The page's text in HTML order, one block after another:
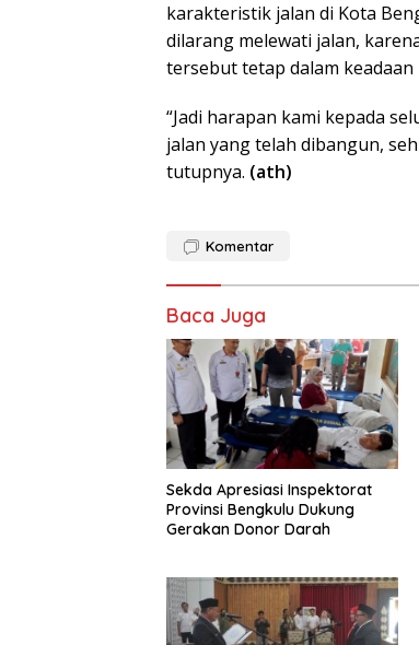
karakteristik jalan di Kota
dilarang melewati jalan,
tersebut tetap dalam keadaan
“Jadi harapan kami kepada
jalan yang telah dibangun,
tutupnya. (ath)
Komentar
Baca Juga
Sekda Apresiasi Inspektorat
Provinsi Bengkulu Dukung
Gerakan Donor Darah